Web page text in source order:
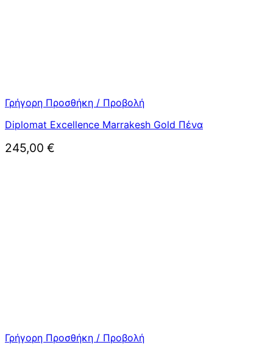
Γρήγορη Προσθήκη / Προβολή
Diplomat Excellence Marrakesh Gold Πένα
245,00 €
Γρήγορη Προσθήκη / Προβολή